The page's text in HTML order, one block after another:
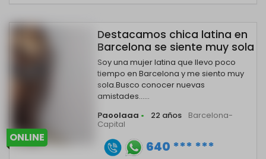
ONLINE
Destacamos chica latina en
Barcelona se siente muy sola
Soy una mujer latina que llevo poco
tiempo en Barcelona y me siento muy
sola.Busco conocer nuevas
amistades......
Paoolaaa • 22 años Barcelona-
Capital
640 *** ***